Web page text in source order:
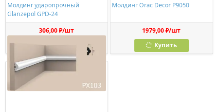
Молдинг ударопрочный
Glanzepol GPD-24
306,00 ₽/шт
Купить
Молдинг Orac Decor P9050
1979,00 ₽/шт
Купить